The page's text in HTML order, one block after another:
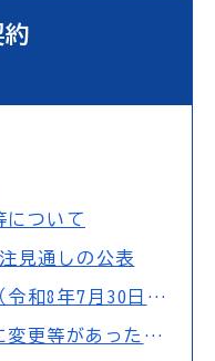
について
見通しの公表
郵便入札の結果について（令和8年7月30日更新）
入札参加資格申請の内容に変更等があったとき